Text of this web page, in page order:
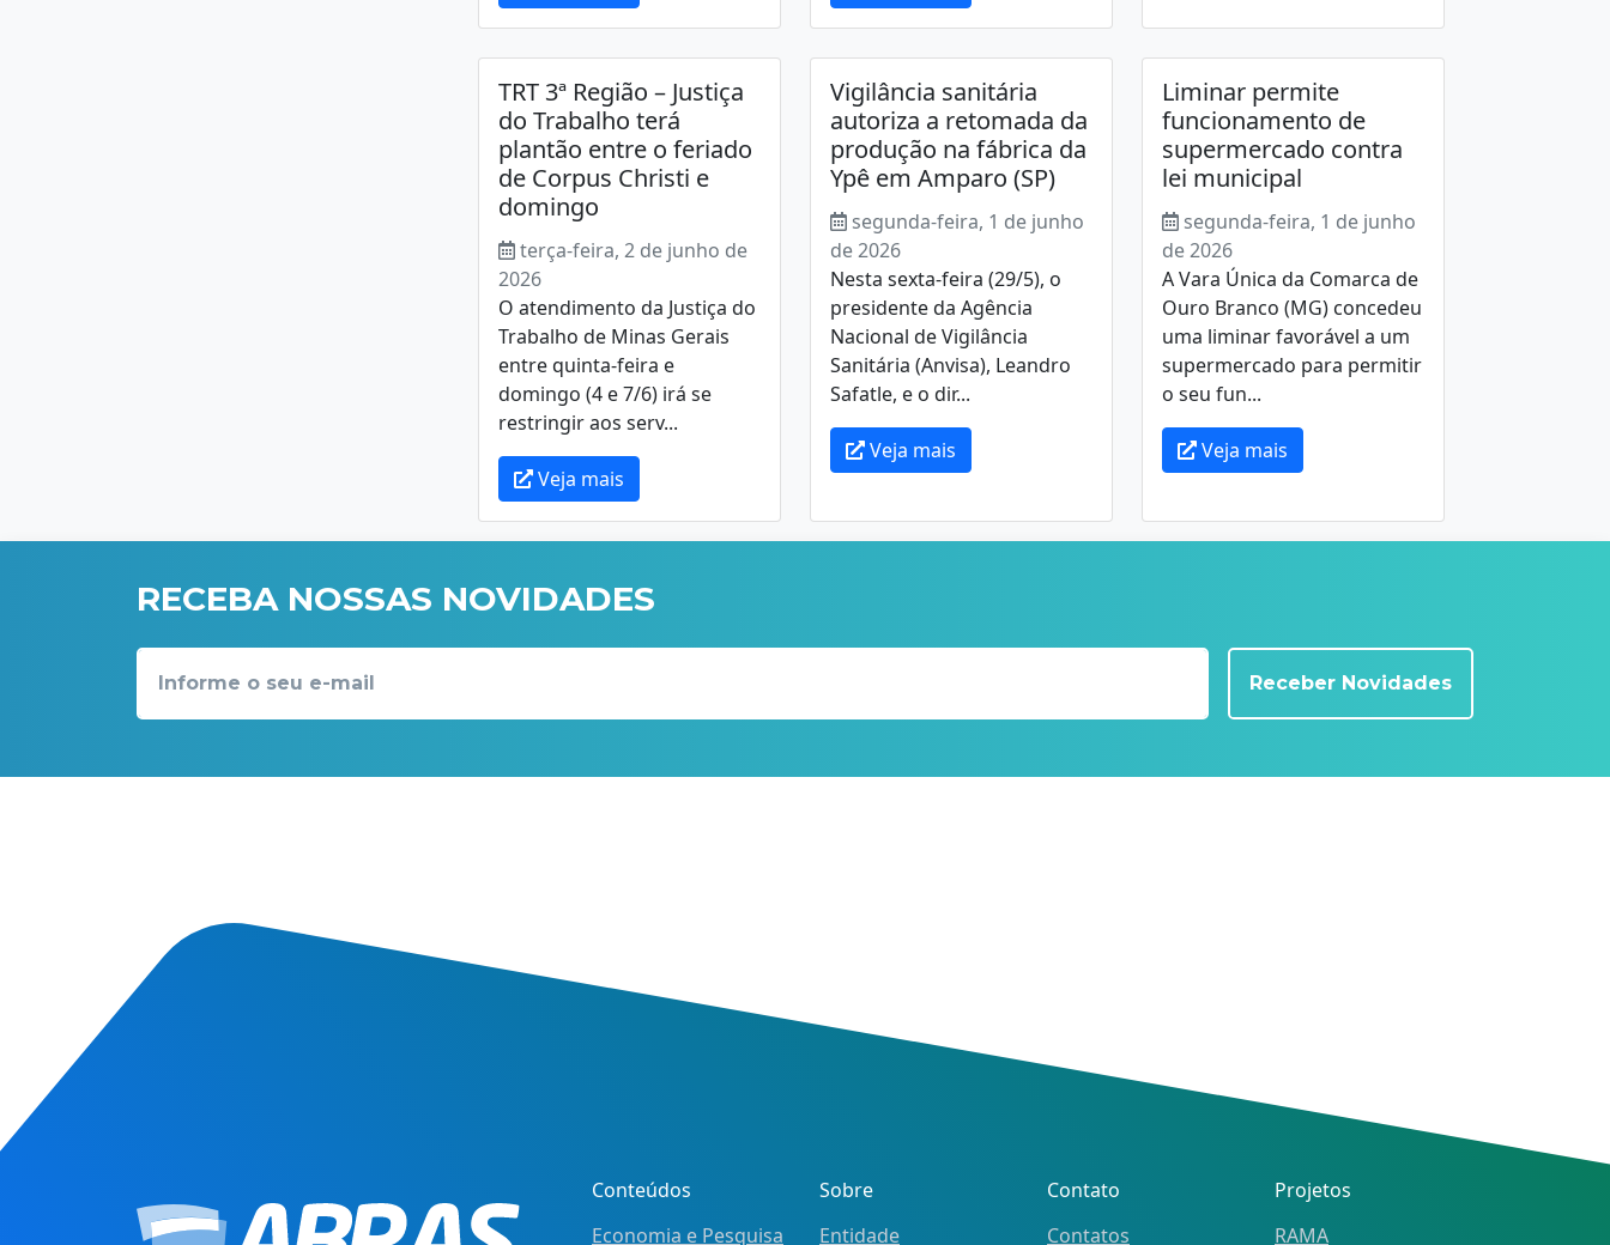
TRT 3ª Região – Justiça
do Trabalho terá
plantão entre o feriado
de Corpus Christi e
domingo
terça-feira, 2 de junho de
2026
O atendimento da Justiça do
Trabalho de Minas Gerais
entre quinta-feira e
domingo (4 e 7/6) irá se
restringir aos serv...
Veja mais
Vigilância sanitária
autoriza a retomada da
produção na fábrica da
Ypê em Amparo (SP)
segunda-feira, 1 de junho
de 2026
Nesta sexta-feira (29/5), o
presidente da Agência
Nacional de Vigilância
Sanitária (Anvisa), Leandro
Safatle, e o dir...
Veja mais
Liminar permite
funcionamento de
supermercado contra
lei municipal
segunda-feira, 1 de junho
de 2026
A Vara Única da Comarca de
Ouro Branco (MG) concedeu
uma liminar favorável a um
supermercado para permitir
o seu fun...
Veja mais
RECEBA NOSSAS NOVIDADES
Receber Novidades
Conteúdos
Economia e Pesquisa
Sobre
Entidade
Contato
Contatos
Projetos
RAMA